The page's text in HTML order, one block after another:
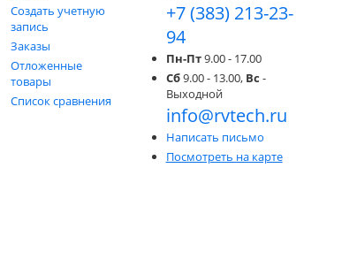
Создать учетную
запись
Заказы
Отложенные
товары
Список сравнения
+7 (383) 213-23-
94
Пн-Пт9.00 - 17.00
Сб9.00 - 13.00, Вс -
Выходной
info@rvtech.ru
Написать письмо
Посмотреть на карте